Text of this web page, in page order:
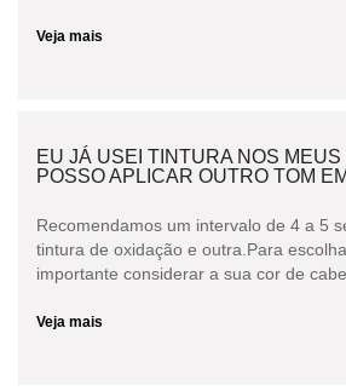
Veja mais
EU JÁ USEI TINTURA NOS
POSSO APLICAR OUTRO TOM
Recomendamos um intervalo de 4 a 5
tintura de oxidação e outra.Para
importante considerar a sua cor de
Veja mais